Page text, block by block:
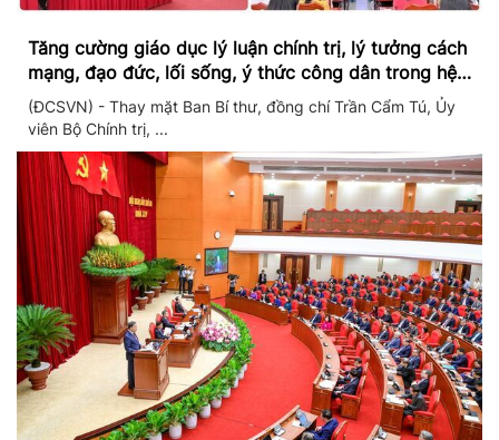
Tăng cường giáo dục lý luận chính trị, lý tưởng cách
mạng, đạo đức, lối sống, ý thức công dân trong hệ
thống giáo dục quốc dân
(ĐCSVN) - Thay mặt Ban Bí thư, đồng chí Trần Cẩm Tú, Ủy
viên Bộ Chính trị, ...